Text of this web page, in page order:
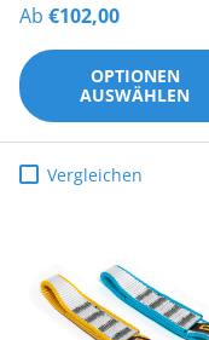
Ab €102,00
OPTIONEN
AUSWÄHLEN
Vergleichen